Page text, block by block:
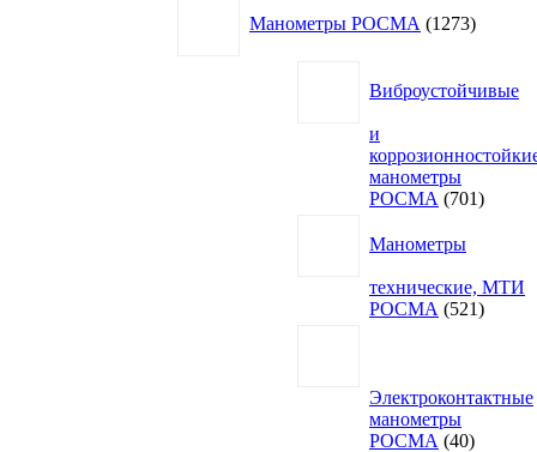
Манометры РОСМА
1273товара
Виброустойчивые
и
манометры
РОСМА
701701
Манометры
технические, МТИ
РОСМА
521521
Электроконтактные
манометры
РОСМА
4040